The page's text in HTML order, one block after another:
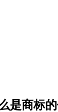
是商标